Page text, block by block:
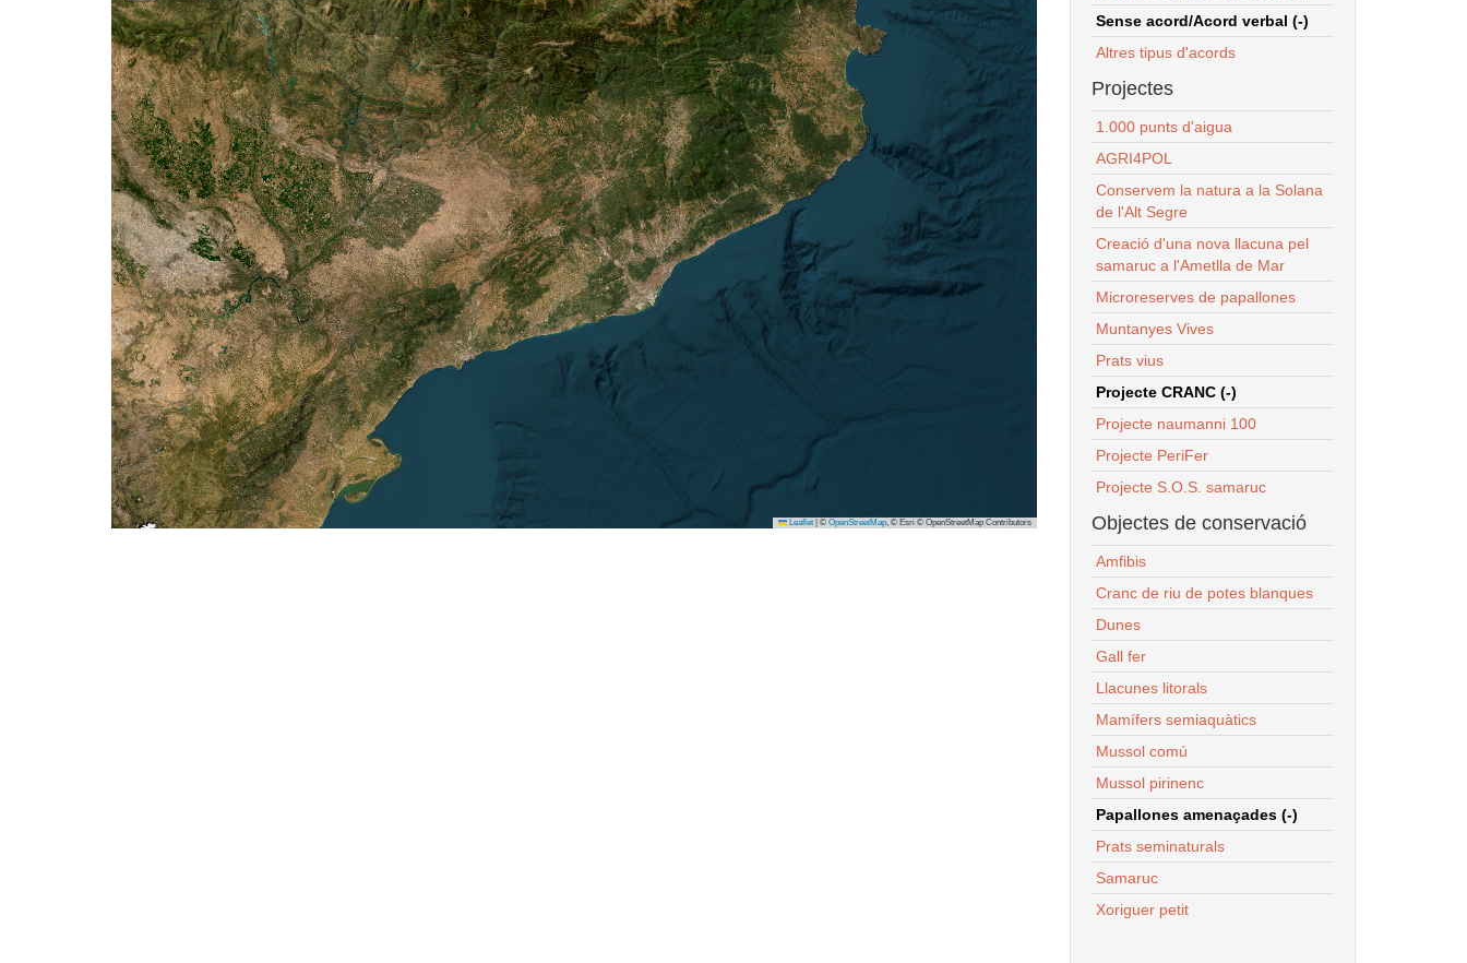
Leaflet © OpenStreetMap, © Esri © OpenStreetMap Contributors
Sense acord/Acord verbal (-)
Altres tipus d'acords
Projectes
1.000 punts d'aigua
AGRI4POL
Conservem la natura a la Solana
de l'Alt Segre
Creació d'una nova llacuna pel
samaruc a l'Ametlla de Mar
Microreserves de papallones
Muntanyes Vives
Prats vius
Projecte CRANC (-)
Projecte naumanni 100
Projecte PeriFer
Projecte S.O.S. samaruc
Objectes de conservació
Amfibis
Cranc de riu de potes blanques
Dunes
Gall fer
Llacunes litorals
Mamífers semiaquàtics
Mussol comú
Mussol pirinenc
Papallones amenaçades (-)
Prats seminaturals
Samaruc
Xoriguer petit